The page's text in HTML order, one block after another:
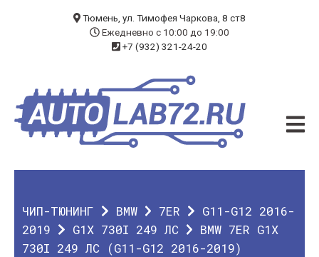
ЧИП-ТЮНИНГ
ДИАГНОСТИКА
О КОМПАНИИ
Тюмень, ул. Тимофея Чаркова, 8 ст8
Ежедневно с 10:00 до 19:00
+7 (932) 321-24-20
ЧИП-ТЮНИНГ BMW 7ER
G11-G12 2016-
2019
G1X 730I 249 ЛС
BMW 7ER G1X
730I 249 ЛС (G11-G12 2016-2019)